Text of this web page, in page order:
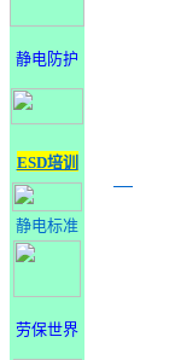
静电防护
ESD培训
静电标准
劳保世界